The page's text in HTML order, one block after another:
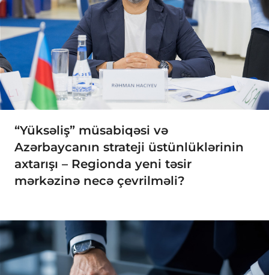
“Yüksəliş” müsabiqəsi və
Azərbaycanın strateji üstünlüklərinin
axtarışı – Regionda yeni təsir
mərkəzinə necə çevrilməli?